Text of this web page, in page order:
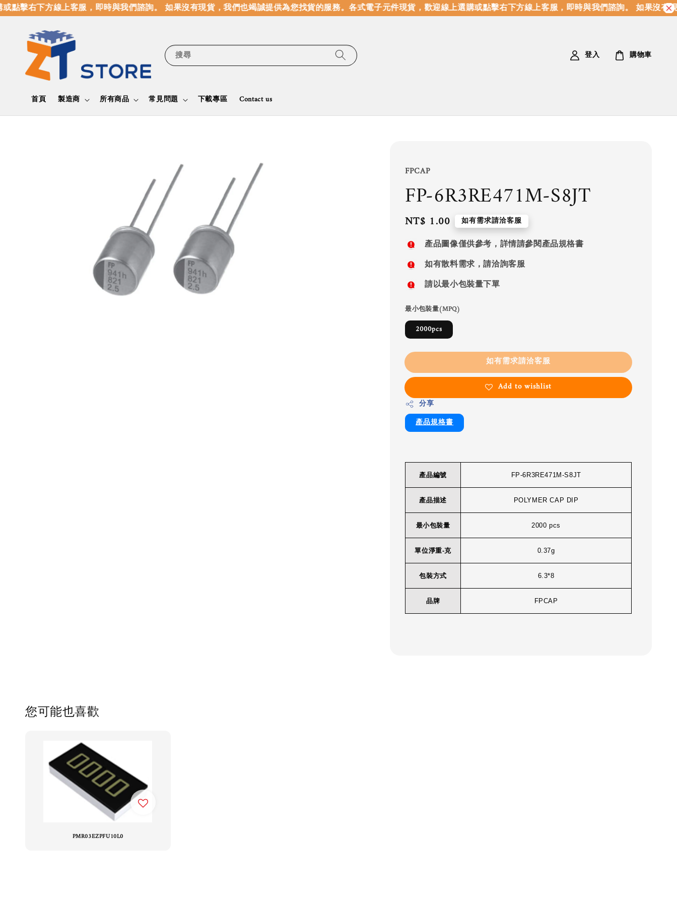
擊右下方線上客服，即時與我們諮詢。 如果沒有現貨，我們也竭誠提供為您找貨的服務。各式電子元件現貨，歡迎線上選購或點擊右下方線上客服，即時與我們諮詢。 如果沒有現
搜尋
首頁 製造商 所有商品 常見問題 下載專區 Contact us
登入 購物車
FPCAP
FP-6R3RE471M-S8JT
Regular
price
NT$ 1.00 如有需求請洽客服
產品圖像僅供參考，詳情請參閱產品規格書
如有散料需求，請洽詢客服
請以最小包裝量下單
最小包裝量(MPQ)
2000pcs
如有需求請洽客服
Add to wishlist
分享
產品規格書
產品編號 FP-6R3RE471M-S8JT
產品描述 POLYMER CAP DIP
最小包裝量 2000 pcs
單位淨重-克 0.37g
包裝方式 6.3*8
品牌 FPCAP
您可能也喜歡
PMR03EZPFU10L0